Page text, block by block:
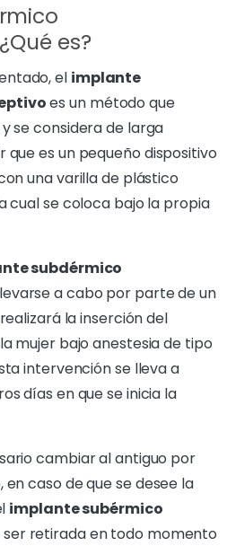
es?
el implante
es un método que
se considera de larga
que es un pequeño dispositivo
una varilla de plástico
cual se coloca bajo la propia
subdérmico
a cabo por parte de un
la inserción del
mujer bajo anestesia de tipo
intervención se lleva a
días en que se inicia la
cambiar al antiguo por
en caso de que se desee la
implante subérmico
ser retirada en todo momento